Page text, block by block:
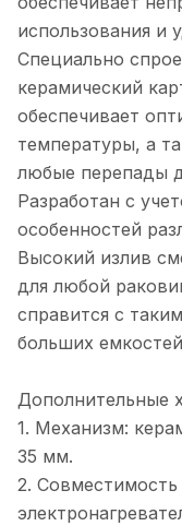
использования и
Специально
керамический
обеспечивает
температуры, а
любые перепады
Разработан с
особенностей
Высокий излив
для любой
справится с
больших
Дополнительные
1. Механизм:
35 мм.
2.